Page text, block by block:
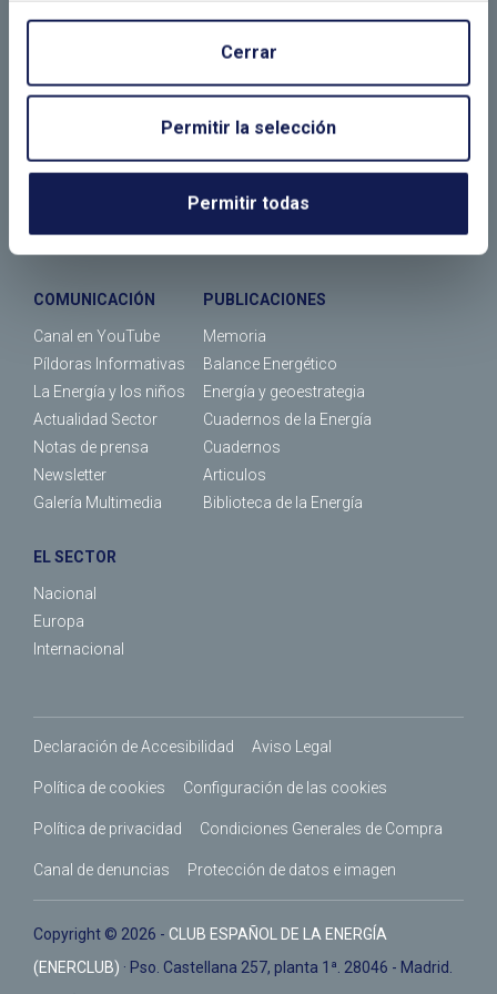
Cerrar
Permitir la selección
Permitir todas
Calendario
Máster
JORNADAS
Actividades
COMUNICACIÓN
Canal en YouTube
Píldoras Informativas
La Energía y los niños
Actualidad Sector
Notas de prensa
Newsletter
Galería Multimedia
PUBLICACIONES
Memoria
Balance Energético
Energía y geoestrategia
Cuadernos de la Energía
Cuadernos
Articulos
Biblioteca de la Energía
EL SECTOR
Nacional
Europa
Internacional
Declaración de Accesibilidad Aviso Legal
Política de cookies Configuración de las cookies
Política de privacidad Condiciones Generales de Compra
Canal de denuncias Protección de datos e imagen
Copyright © 2026 - CLUB ESPAÑOL DE LA ENERGÍA
(ENERCLUB) · Pso. Castellana 257, planta 1ª. 28046 - Madrid.